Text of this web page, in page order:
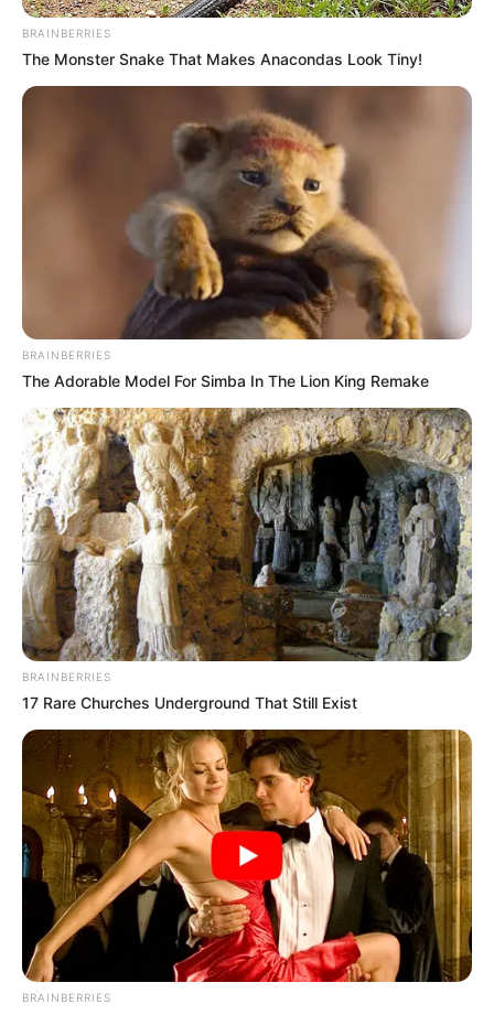
BRAINBERRIES
The Monster Snake That Makes Anacondas Look Tiny!
BRAINBERRIES
The Adorable Model For Simba In The Lion King Remake
BRAINBERRIES
17 Rare Churches Underground That Still Exist
BRAINBERRIES